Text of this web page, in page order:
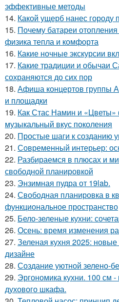
эффективные методы
14. Какой ущерб нанес городу
15. Почему батареи
физика тепла и комфорта
16. Какие ночные экскурсии
17. Какие традиции и обычаи
сохраняются до сих пор
18. Афиша концертов группы
и площадки
19. Как Стас Намин и
музыкальный вкус поколения
20. Простые шаги к созданию
21. Современный интерьер:
22. Разбираемся в плюсах и
свободной планировкой
23. Энзимная пудра от 19lab.
24. Свободная планировка в
функциональное пространство
25. Бело-зеленые кухни:
26. Осень: время изменения
27. Зеленая кухня 2025:
дизайне
28. Создание уютной зелено-
29. Эргономика кухни. 100 см
духового шкафа.